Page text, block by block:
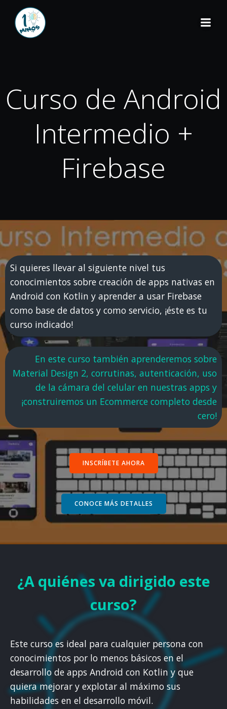
Curso de Android
Intermedio +
Firebase
Si quieres llevar al siguiente nivel tus
conocimientos sobre creación de apps nativas en
Android con Kotlin y aprender a usar Firebase
como base de datos y como servicio, ¡éste es tu
curso indicado!
En este curso también aprenderemos sobre
Material Design 2, corrutinas, autenticación, uso
de la cámara del celular en nuestras apps y
¡construiremos un Ecommerce completo desde
cero!
INSCRÍBETE AHORA
CONOCE MÁS DETALLES
¿A quiénes va dirigido este
curso?
Este curso es ideal para cualquier persona con
conocimientos por lo menos básicos en el
desarrollo de apps Android con Kotlin y que
quiera mejorar y explotar al máximo sus
habilidades en el desarrollo móvil.